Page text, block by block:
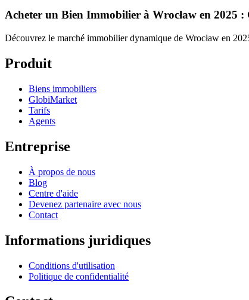
Acheter un Bien Immobilier à Wrocław en 2025 :
Découvrez le marché immobilier dynamique de Wrocław en
Produit
Biens immobiliers
GlobiMarket
Tarifs
Agents
Entreprise
À propos de nous
Blog
Centre d'aide
Devenez partenaire avec nous
Contact
Informations juridiques
Conditions d'utilisation
Politique de confidentialité